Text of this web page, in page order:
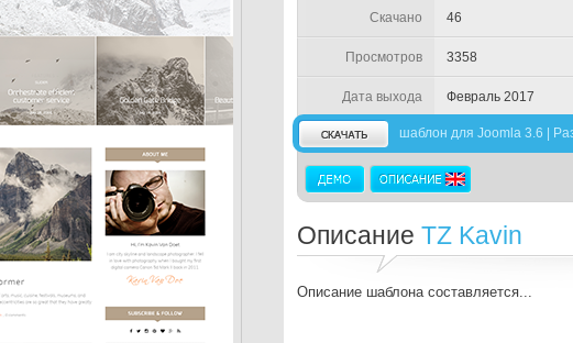
Скачано 46
Просмотров 3358
Дата выхода Февраль 2017
шаблон для Joomla 3.6 |
Описание TZ Kavin
Описание шаблона составляется...